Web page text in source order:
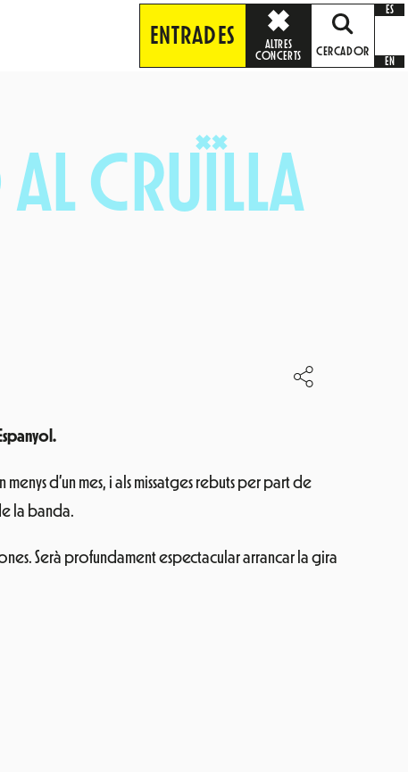
ENTRADES
ALTRES
CONCERTS
CERCADOR
ES
EN
CRUÏLLA
d’un mes, i als missatges rebuts per part de
la banda.
Serà profundament espectacular arrancar la gira